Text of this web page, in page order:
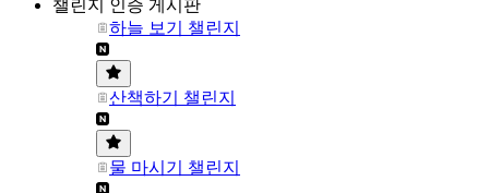
챌린지 인증 게시판
하늘 보기 챌린지
산책하기 챌린지
물 마시기 챌린지